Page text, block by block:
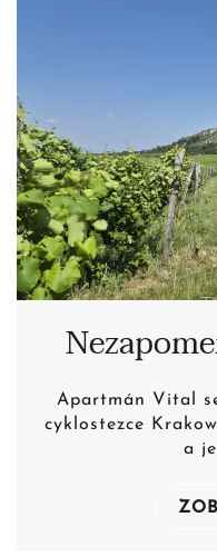
Apartmán Vital
cyklostezce
a